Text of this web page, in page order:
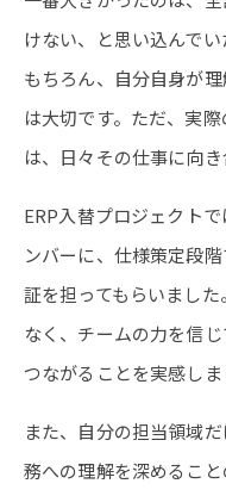
けない、と思い込んでい
もちろん、自分自身が
は大切です。ただ、実
は、日々その仕事に向き
ERP入替プロジェクト
ンバーに、仕様策定段
証を担ってもらいまし
なく、チームの力を信
つながることを実感しま
また、自分の担当領域
務への理解を深めるこ